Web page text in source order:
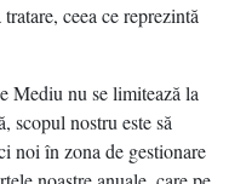
ceea ce reprezintă
Mediu nu se limitează la
scopul nostru este să
noi în zona de gestionare